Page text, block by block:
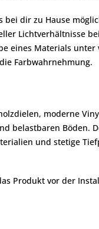
bei dir zu Hause
Lichtverhältnisse
eines Materials
Farbwahrnehmung.
moderne
belastbaren
und stetige
Produkt vor der